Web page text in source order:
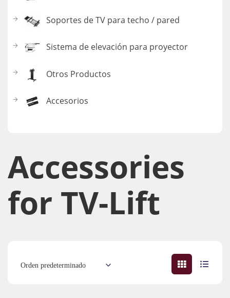
Accessories​
for TV-Lift
Soportes de TV para techo / pared
Sistema de elevación para proyector
Otros Productos
Accesorios